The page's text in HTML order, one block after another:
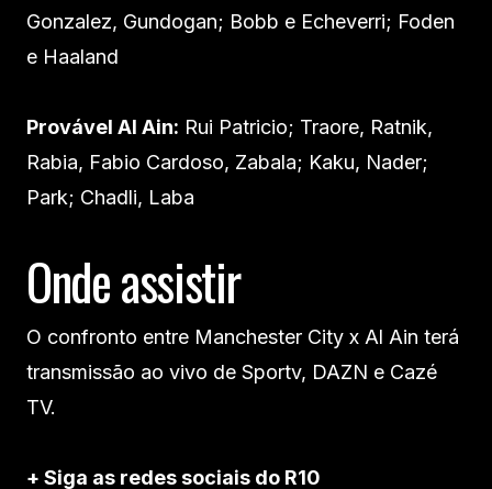
Gonzalez, Gundogan; Bobb e Echeverri; Foden
e Haaland
Provável Al Ain: Rui Patricio; Traore, Ratnik,
Rabia, Fabio Cardoso, Zabala; Kaku, Nader;
Park; Chadli, Laba
Onde assistir
O confronto entre Manchester City x Al Ain terá
transmissão ao vivo de Sportv, DAZN e Cazé
TV.
+ Siga as redes sociais do R10